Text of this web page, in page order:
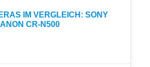
IM VERGLEICH: SONY
CR-N500